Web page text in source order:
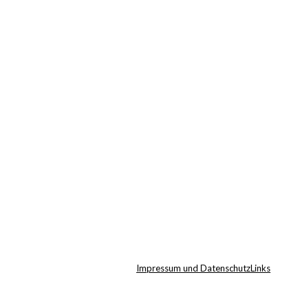
Impressum und DatenschutzLinks